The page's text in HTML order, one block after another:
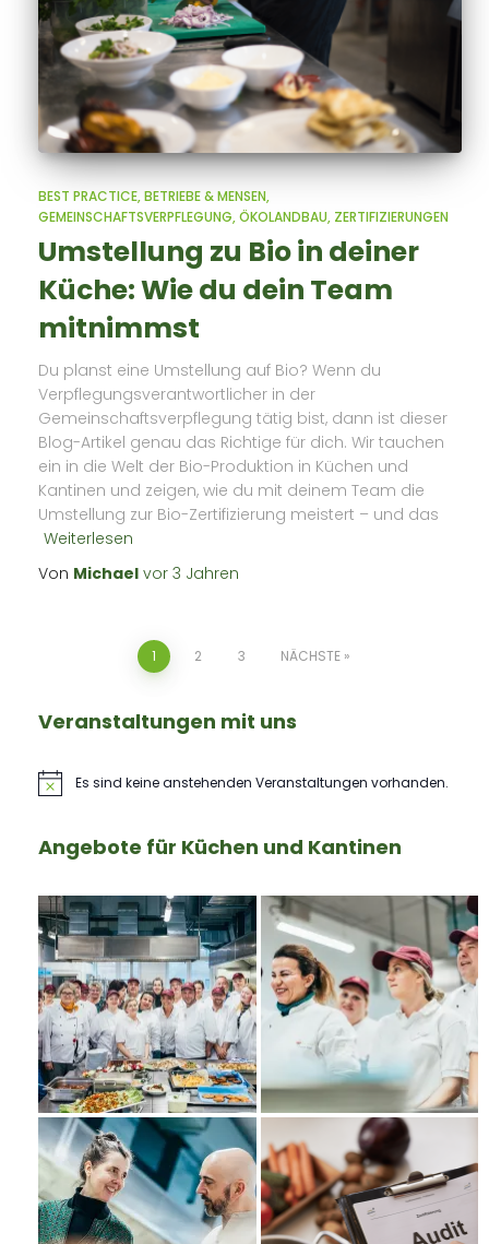
BEST PRACTICE BETRIEBE & MENSEN
GEMEINSCHAFTSVERPFLEGUNG ÖKOLANDBAU ZERTIFIZIERUNGEN
Umstellung zu Bio in deiner
Küche: Wie du dein Team
mitnimmst
Du planst eine Umstellung auf Bio? Wenn du
Verpflegungsverantwortlicher in der
Gemeinschaftsverpflegung tätig bist, dann ist dieser
Blog-Artikel genau das Richtige für dich. Wir tauchen
ein in die Welt der Bio-Produktion in Küchen und
Kantinen und zeigen, wie du mit deinem Team die
Umstellung zur Bio-Zertifizierung meistert – und das
Weiterlesen
Von Michael vor 3 Jahren
Seitennummerierung
der
Beiträge
1 2 3 NÄCHSTE
Veranstaltungen mit uns
HinweisEs sind keine anstehenden Veranstaltungen vorhanden.
Angebote für Küchen und Kantinen